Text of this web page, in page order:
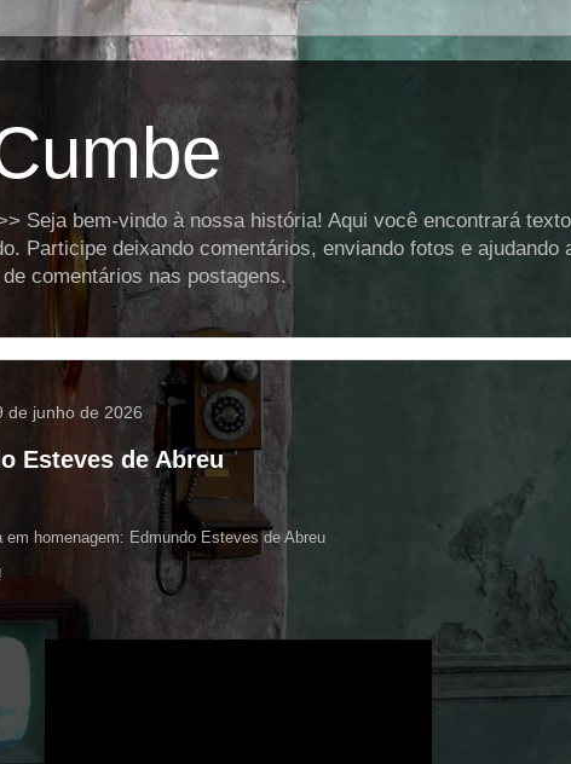
Seja bem-vindo à nossa história! Aqui você encontrará
Participe deixando comentários, enviando fotos e ajudando
comentários nas postagens.
de junho de 2026
Esteves de Abreu
em homenagem: Edmundo Esteves de Abreu